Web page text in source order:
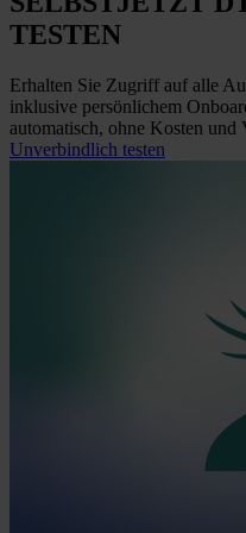
TESTEN
Erhalten Sie Zugriff auf alle
inklusive persönlichem
automatisch, ohne Kosten und
Unverbindlich testen